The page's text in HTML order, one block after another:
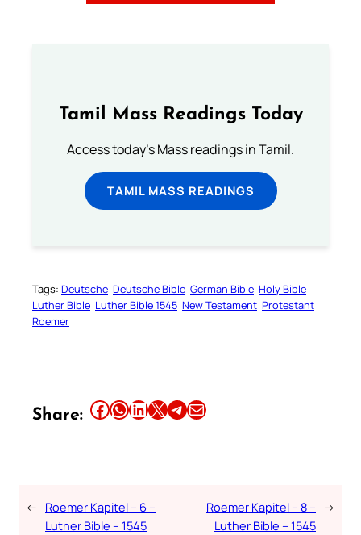
Tamil Mass Readings Today
Access today's Mass readings in Tamil.
TAMIL MASS READINGS
Tags: Deutsche Deutsche Bible German Bible Holy Bible
Luther Bible Luther Bible 1545 New Testament Protestant
Roemer
Share: Share this article on Facebook Share this article on WhatsApp Share this article on LinkedIn Share this article on X Share this article on TelegramEmail this Article
← Roemer Kapitel – 6 –
Luther Bible – 1545
Roemer Kapitel – 8 –
Luther Bible – 1545
→